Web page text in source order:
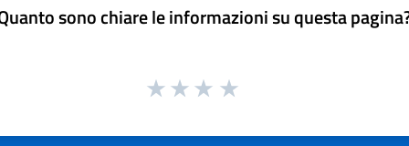
sono chiare le informazioni su questa